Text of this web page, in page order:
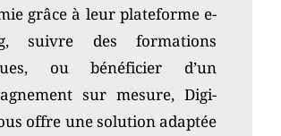
grâce à leur plateforme e-
suivre des formations
ou bénéficier d’un
sur mesure, Digi-
offre une solution adaptée